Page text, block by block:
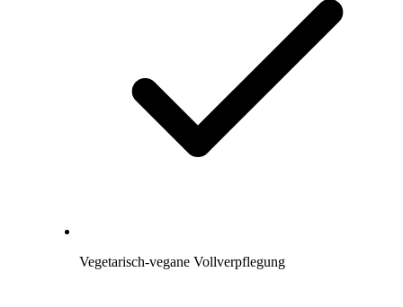
Vegetarisch-vegane Vollverpflegung